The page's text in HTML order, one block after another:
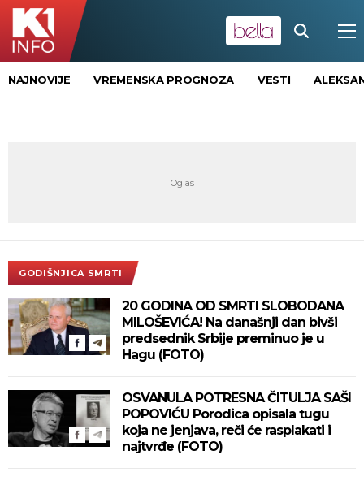
NAJNOVIJE VREMENSKA PROGNOZA VESTI
GODIŠNJICA SMRTI
20 GODINA OD SMRTI SLOBODANA
MILOŠEVIĆA! Na današnji dan bivši
predsednik Srbije preminuo je u
Hagu (FOTO)
OSVANULA POTRESNA ČITULJA SAŠI
POPOVIĆU Porodica opisala tugu
koja ne jenjava, reči će rasplakati i
najtvrđe (FOTO)